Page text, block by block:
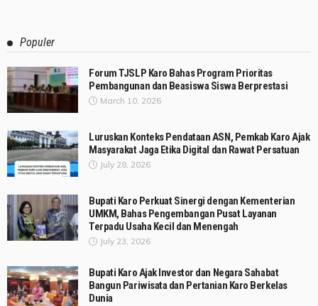
Populer
Forum TJSLP Karo Bahas Program Prioritas
Pembangunan dan Beasiswa Siswa Berprestasi
March 10, 2026
Luruskan Konteks Pendataan ASN, Pemkab Karo Ajak
Masyarakat Jaga Etika Digital dan Rawat Persatuan
July 28, 2026
Bupati Karo Perkuat Sinergi dengan Kementerian
UMKM, Bahas Pengembangan Pusat Layanan
Terpadu Usaha Kecil dan Menengah
July 23, 2026
Bupati Karo Ajak Investor dan Negara Sahabat
Bangun Pariwisata dan Pertanian Karo Berkelas
Dunia